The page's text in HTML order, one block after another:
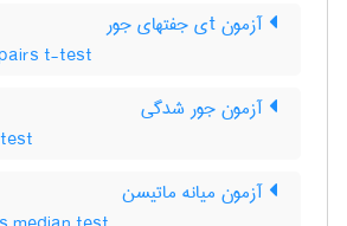
آزمون tی جفتهای جور
t-test
آزمون جور شدگی
آزمون میانه ماتیسن